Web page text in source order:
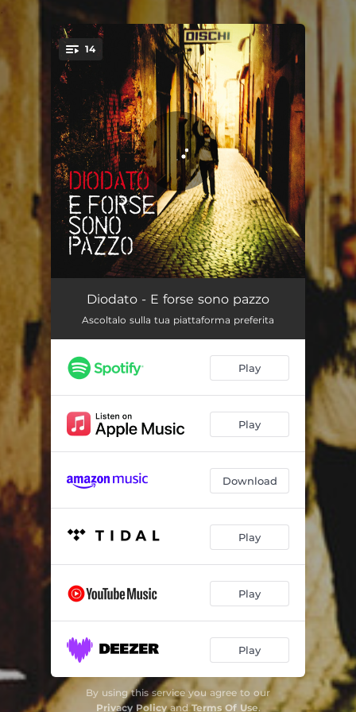
You're all set!
14
Mi fai morire 02:43
Ubriaco 03:43
Ma che vuoi 02:49
I miei demoni
Panico 03:07
Capello bianco 05:38
Amore che vieni amore che vai 04:13
03:43
E non so neanche tu chi sei 04:04
Gli alberi 04:30
Babilonia 03:26
I miei demoni - Live at Angelo Mai, Roma 04:07
Diodato - E forse sono pazzo
Ascoltalo sulla tua piattaforma preferita
Play
Play
Download
Play
Play
Play
By using this service you agree to our
Privacy PolicyandTerms Of Use.
.